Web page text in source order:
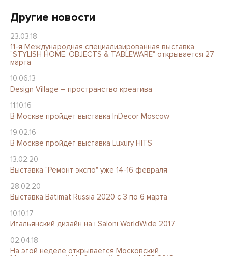
Другие новости
23.03.18
11-я Международная специализированная выставка
"STYLISH HOME. OBJECTS & TABLEWARE" открывается 27
марта
10.06.13
Design Village – пространство креатива
11.10.16
В Москве пройдет выставка InDecor Moscow
19.02.16
В Москве пройдет выставка Luxury HITS
13.02.20
Выставка "Ремонт экспо" уже 14-16 февраля
28.02.20
Выставка Batimat Russia 2020 с 3 по 6 марта
10.10.17
Итальянский дизайн на i Saloni WorldWide 2017
02.04.18
На этой неделе открывается Московский